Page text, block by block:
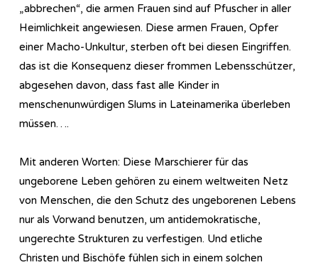
„abbrechen“, die armen Frauen sind auf Pfuscher in aller
Heimlichkeit angewiesen. Diese armen Frauen, Opfer
einer Macho-Unkultur, sterben oft bei diesen Eingriffen.
das ist die Konsequenz dieser frommen Lebensschützer,
abgesehen davon, dass fast alle Kinder in
menschenunwürdigen Slums in Lateinamerika überleben
müssen….
Mit anderen Worten: Diese Marschierer für das
ungeborene Leben gehören zu einem weltweiten Netz
von Menschen, die den Schutz des ungeborenen Lebens
nur als Vorwand benutzen, um antidemokratische,
ungerechte Strukturen zu verfestigen. Und etliche
Christen und Bischöfe fühlen sich in einem solchen